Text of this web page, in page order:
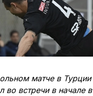
матче в
во встречи в начале